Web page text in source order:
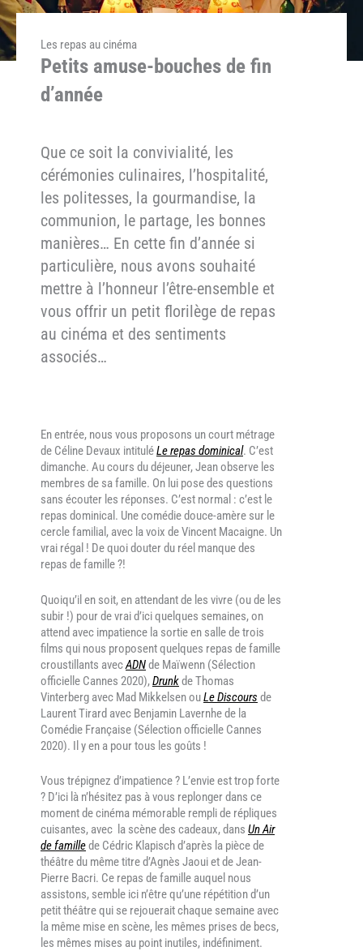
Les repas au cinéma
Petits amuse-bouches de fin
d’année
Que ce soit la convivialité, les
cérémonies culinaires, l’hospitalité,
les politesses, la gourmandise, la
communion, le partage, les bonnes
manières… En cette fin d’année si
particulière, nous avons souhaité
mettre à l’honneur l’être-ensemble et
vous offrir un petit florilège de repas
au cinéma et des sentiments
associés…
En entrée, nous vous proposons un court métrage
de Céline Devaux intituléLe repas dominical. C’est
dimanche. Au cours du déjeuner, Jean observe les
membres de sa famille. On lui pose des questions
sans écouter les réponses. C’est normal : c’est le
repas dominical. Une comédie douce-amère sur le
cercle familial, avec la voix de Vincent Macaigne. Un
vrai régal ! De quoi douter du réel manque des
repas de famille ?!
Quoiqu’il en soit, en attendant de les vivre (ou de les
subir !) pour de vrai d’ici quelques semaines, on
attend avec impatience la sortie en salle de trois
films qui nous proposent quelques repas de famille
croustillants avecADNde Maïwenn (Sélection
officielle Cannes 2020),Drunkde Thomas
Vinterberg avec Mad Mikkelsen ouLe Discours de
Laurent Tirard avec Benjamin Lavernhe de la
Comédie Française (Sélection officielle Cannes
2020). Il y en a pour tous les goûts !
Vous trépignez d’impatience ? L’envie est trop forte
? D’ici là n’hésitez pas à vous replonger dans ce
moment de cinéma mémorable rempli de répliques
cuisantes, avec la scène des cadeaux, dans Un Air
de famillede Cédric Klapisch d’après la pièce de
théâtre du même titre d’Agnès Jaoui et de Jean-
Pierre Bacri. Ce repas de famille auquel nous
assistons, semble ici n’être qu’une répétition d’un
petit théâtre qui se rejouerait chaque semaine avec
la même mise en scène, les mêmes prises de becs,
les mêmes mises au point inutiles, indéfiniment.